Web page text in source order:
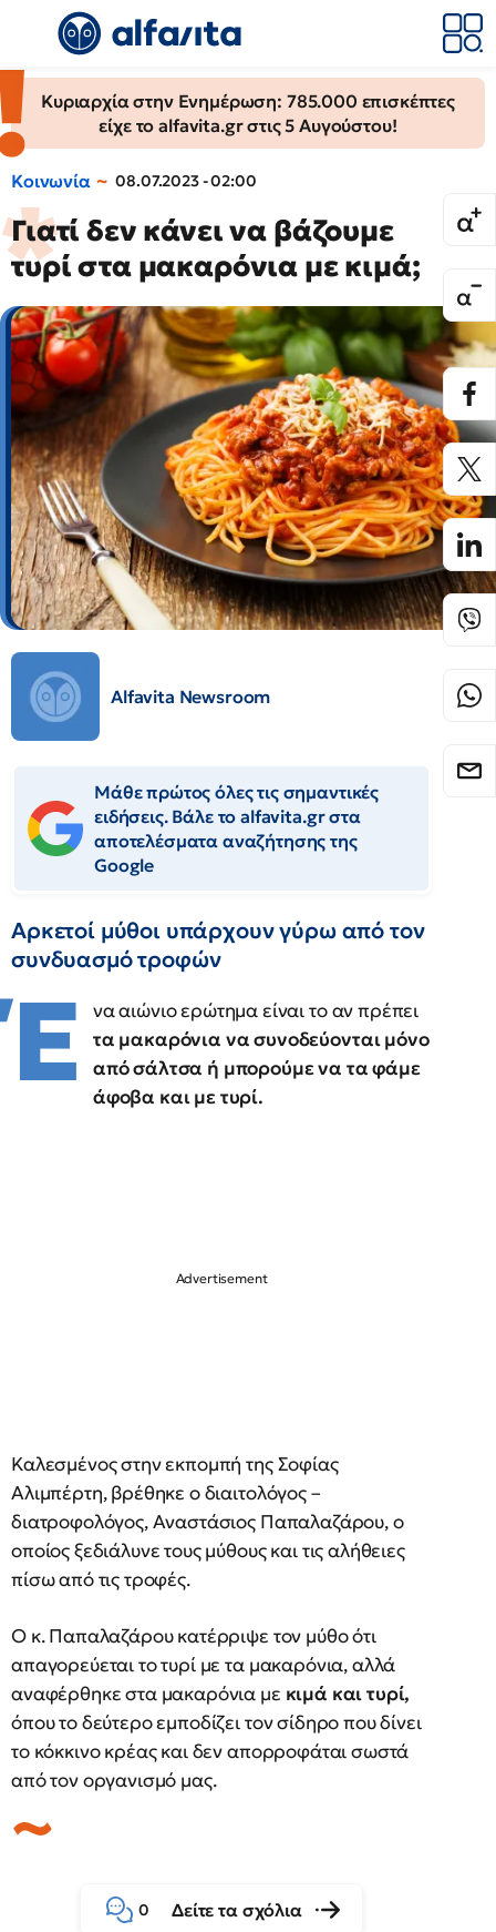
Κυριαρχία στην Ενημέρωση: 785.000 επισκέπτες
είχε το alfavita.gr στις 5 Αυγούστου!
Κοινωνία 08.07.2023 - 02:00
Γιατί δεν κάνει να βάζουμε
τυρί στα μακαρόνια με κιμά;
Alfavita Newsroom
Μάθε πρώτος όλες τις σημαντικές
ειδήσεις. Βάλε το alfavita.gr στα
αποτελέσματα αναζήτησης της
Google
Αρκετοί μύθοι υπάρχουν γύρω από τον
συνδυασμό τροφών
Έ
να αιώνιο ερώτημα είναι το αν πρέπει
τα μακαρόνια να συνοδεύονται μόνο
από σάλτσα ή μπορούμε να τα φάμε
άφοβα και με τυρί.
Καλεσμένος στην εκπομπή της Σοφίας
Αλιμπέρτη, βρέθηκε ο διαιτολόγος –
διατροφολόγος, Αναστάσιος Παπαλαζάρου, ο
οποίος ξεδιάλυνε τους μύθους και τις αλήθειες
πίσω από τις τροφές.
Ο κ. Παπαλαζάρου κατέρριψε τον μύθο ότι
απαγορεύεται το τυρί με τα μακαρόνια, αλλά
αναφέρθηκε στα μακαρόνια με κιμά και τυρί,
όπου το δεύτερο εμποδίζει τον σίδηρο που δίνει
το κόκκινο κρέας και δεν απορροφάται σωστά
από τον οργανισμό μας.
0 Δείτε τα σχόλια